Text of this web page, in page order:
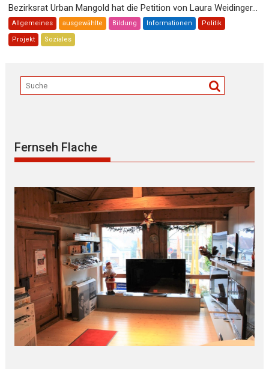
Bezirksrat Urban Mangold hat die Petition von Laura Weidinger...
Allgemeines ausgewählte Bildung Informationen Politik
Projekt Soziales
Fernseh Flache